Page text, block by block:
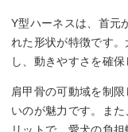
Y型ハーネスは、首元
れた形状が特徴です
し、動きやすさを確保
肩甲骨の可動域を制
いのが魅力です。ま